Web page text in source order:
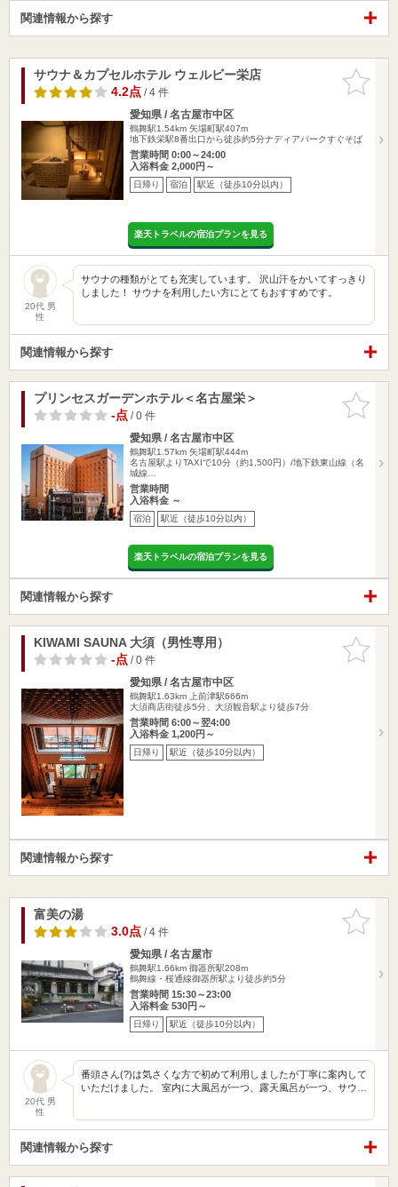
関連情報から探す
お気に入
りに追加
サウナ＆カプセルホテル ウェルビー栄店
4.2点/ 4 件
愛知県 / 名古屋市中区
鶴舞駅1.54km 矢場町駅407m
地下鉄栄駅8番出口から徒歩約5分ナディアパークすぐそば
営業時間 0:00～24:00
入浴料金 2,000円～
日帰り 宿泊 駅近（徒歩10分以内）
楽天トラベルの宿泊プランを見る
20代 男
性
サウナの種類がとても充実しています。 沢山汗をかいてすっきり
しました！ サウナを利用したい方にとてもおすすめです。
関連情報から探す
お気に入
りに追加
プリンセスガーデンホテル＜名古屋栄＞
-点/ 0 件
愛知県 / 名古屋市中区
鶴舞駅1.57km 矢場町駅444m
名古屋駅よりTAXIで10分（約1,500円）/地下鉄東山線（名
城線…
営業時間
入浴料金 ～
宿泊 駅近（徒歩10分以内）
楽天トラベルの宿泊プランを見る
関連情報から探す
お気に入
りに追加
KIWAMI SAUNA 大須（男性専用）
-点/ 0 件
愛知県 / 名古屋市中区
鶴舞駅1.63km
上前津駅666m
大須商店街徒歩5分、大須観音駅より徒歩7分
営業時間 6:00～翌4:00
入浴料金 1,200円～
日帰り 駅近（徒歩10分以内）
関連情報から探す
お気に入
りに追加
富美の湯
3.0点/ 4 件
愛知県 / 名古屋市
鶴舞駅1.66km 御器所駅208m
鶴舞線・桜通線御器所駅より徒歩約5分
営業時間 15:30～23:00
入浴料金 530円～
日帰り 駅近（徒歩10分以内）
20代 男
性
番頭さん(?)は気さくな方で初めて利用しましたが丁寧に案内して
いただけました。 室内に大風呂が一つ、露天風呂が一つ、サウ…
関連情報から探す